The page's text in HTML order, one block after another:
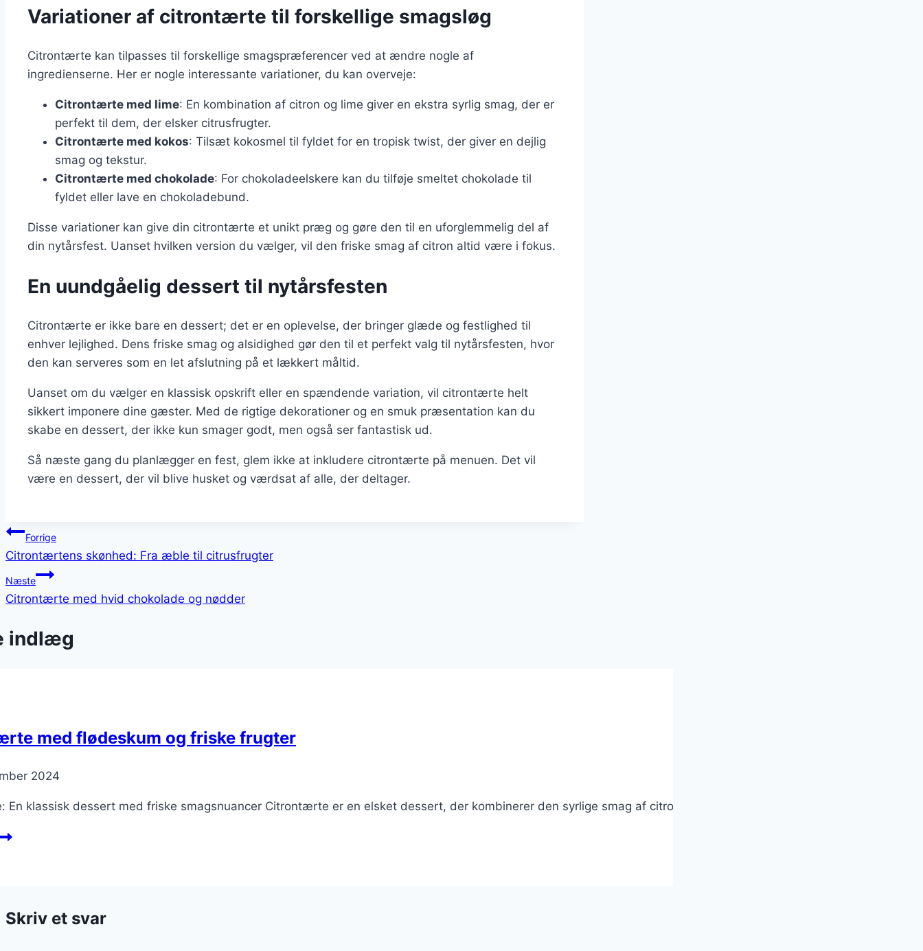
Variationer af citrontærte til forskellige smagsløg
Citrontærte kan tilpasses til forskellige smagspræferencer ved at ændre nogle af
ingredienserne. Her er nogle interessante variationer, du kan overveje:
Citrontærte med lime: En kombination af citron og lime giver en ekstra syrlig smag, der er
perfekt til dem, der elsker citrusfrugter.
Citrontærte med kokos: Tilsæt kokosmel til fyldet for en tropisk twist, der giver en dejlig
smag og tekstur.
Citrontærte med chokolade: For chokoladeelskere kan du tilføje smeltet chokolade til
fyldet eller lave en chokoladebund.
Disse variationer kan give din citrontærte et unikt præg og gøre den til en uforglemmelig del af
din nytårsfest. Uanset hvilken version du vælger, vil den friske smag af citron altid være i fokus.
En uundgåelig dessert til nytårsfesten
Citrontærte er ikke bare en dessert; det er en oplevelse, der bringer glæde og festlighed til
enhver lejlighed. Dens friske smag og alsidighed gør den til et perfekt valg til nytårsfesten, hvor
den kan serveres som en let afslutning på et lækkert måltid.
Uanset om du vælger en klassisk opskrift eller en spændende variation, vil citrontærte helt
sikkert imponere dine gæster. Med de rigtige dekorationer og en smuk præsentation kan du
skabe en dessert, der ikke kun smager godt, men også ser fantastisk ud.
Så næste gang du planlægger en fest, glem ikke at inkludere citrontærte på menuen. Det vil
være en dessert, der vil blive husket og værdsat af alle, der deltager.
Indlægsnavigation
Forrige
Citrontærtens skønhed: Fra æble til citrusfrugter
Næste
Citrontærte med hvid chokolade og nødder
indlæg
med flødeskum og friske frugter
2024
En klassisk dessert med friske smagsnuancer Citrontærte er en elsket dessert, der kombinerer den syrlige smag af citron med en sød og cremet fyldning. Denne
Skriv et svar